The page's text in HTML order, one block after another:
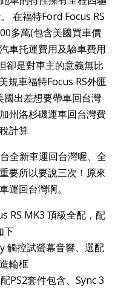
全新車運回台灣喔、全
要所以要說三次！原來
運回台灣啊。
RS MK3 頂級全配，配
下
觸控試螢幕音響、選配
輪框
PS2套件包含、Sync 3